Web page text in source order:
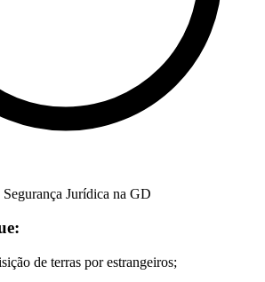
Jurídica na GD
de terras por estrangeiros;